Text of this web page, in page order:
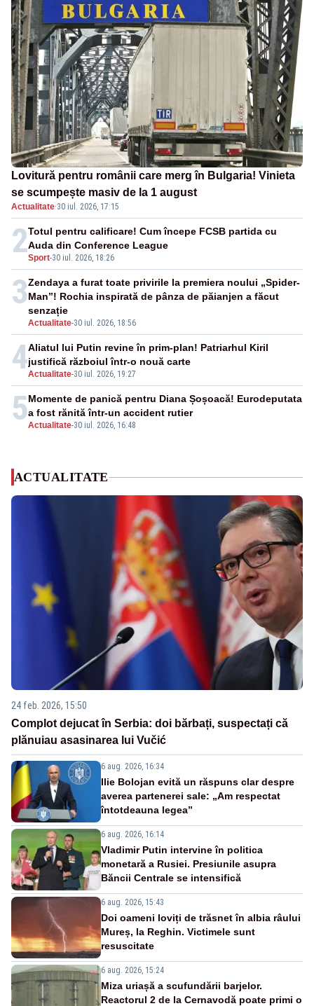
Lovitură pentru românii care merg în Bulgaria! Vinieta
se scumpește masiv de la 1 august
Actualitate·30 iul. 2026, 17:15
2Sport-30 iul. 2026, 18:26
Totul pentru calificare! Cum începe FCSB partida cu
Auda din Conference League
3
Actualitate-30 iul. 2026, 18:56
Zendaya a furat toate privirile la premiera noului „Spider-
Man”! Rochia inspirată de pânza de păianjen a făcut
senzație
4Actualitate-30 iul. 2026, 19:27
Aliatul lui Putin revine în prim-plan! Patriarhul Kiril
justifică războiul într-o nouă carte
5Actualitate-30 iul. 2026, 16:48
Momente de panică pentru Diana Șoșoacă! Eurodeputata
a fost rănită într-un accident rutier
ACTUALITATE
24 feb. 2026, 15:50
Complot dejucat în Serbia: doi bărbați, suspectați că
plănuiau asasinarea lui Vučić
6 aug. 2026, 16:34
Ilie Bolojan evită un răspuns clar despre
averea partenerei sale: „Am respectat
întotdeauna legea”
6 aug. 2026, 16:14
Vladimir Putin intervine în politica
monetară a Rusiei. Presiunile asupra
Băncii Centrale se intensifică
6 aug. 2026, 15:43
Doi oameni loviți de trăsnet în albia râului
Mureș, la Reghin. Victimele sunt
resuscitate
6 aug. 2026, 15:24
Miza uriașă a scufundării barjelor.
Reactorul 2 de la Cernavodă poate primi o